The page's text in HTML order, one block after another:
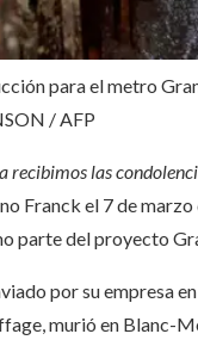
para el metro
/ AFP
recibimos las
Franck el 7 de
parte del proyecto
por su empresa
murió en Blanc-